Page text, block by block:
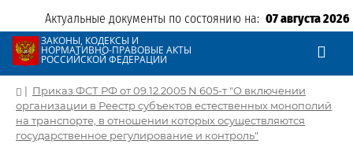
Актуальные документы по состоянию на: 07 августа 2026
ЗАКОНЫ, КОДЕКСЫ И
НОРМАТИВНО-ПРАВОВЫЕ АКТЫ
РОССИЙСКОЙ ФЕДЕРАЦИИ
| Приказ ФСТ РФ от 09.12.2005 N 605-т "О включении
организации в Реестр субъектов естественных монополий
на транспорте, в отношении которых осуществляются
государственное регулирование и контроль"